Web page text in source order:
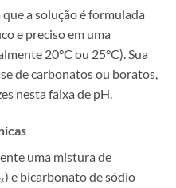
a solução é formulada
e preciso em uma
20°C ou 25°C). Sua
de carbonatos ou boratos,
nesta faixa de pH.
uma mistura de
e bicarbonato de sódio